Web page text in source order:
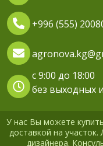
+996 (555)
с 9:00 до 18:00
без выходных
У нас Вы можете
доставкой на участок.
дизайнера.